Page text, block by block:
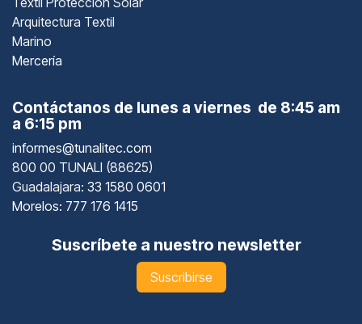
Arquitectura Textil
Marino
Mercería
Contáctanos de lunes a viernes de 8:45 am
a 6:15 pm
informes@tunalitec.com
800 00 TUNALI (88625)
Guadalajara: 33 1580 0601
Morelos: 777 176 1415
Suscríbete a nuestro newsletter
Suscribirse